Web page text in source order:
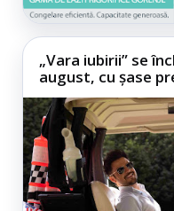
„Vara iubirii” se
august, cu șase